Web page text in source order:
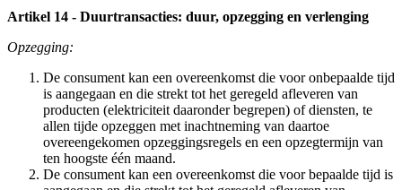
Artikel 14 - Duurtransacties: duur, opzegging en verlenging
Opzegging:
De consument kan een overeenkomst die voor onbepaalde tijd
is aangegaan en die strekt tot het geregeld afleveren van
producten (elektriciteit daaronder begrepen) of diensten, te
allen tijde opzeggen met inachtneming van daartoe
overeengekomen opzeggingsregels en een opzegtermijn van
ten hoogste één maand.
De consument kan een overeenkomst die voor bepaalde tijd is